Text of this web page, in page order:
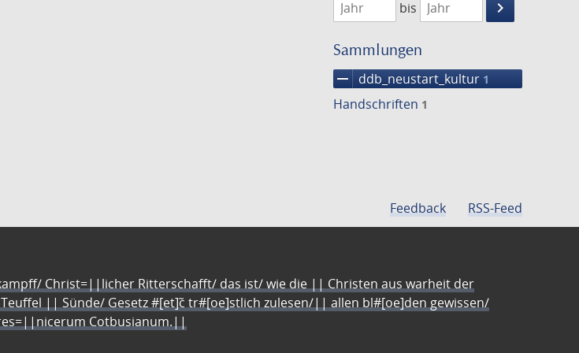
bis
keyboard_arrow_right
Suche
Sammlungen
remove ddb_neustart_kultur 1
Handschriften 1
Feedback RSS-Feed
Christ=||licher Ritterschafft/ das ist/ wie die || Christen aus warheit der
|| Sünde/ Gesetz #[et]c̃ tr#[oe]stlich zulesen/|| allen bl#[oe]den gewissen/
Cotbusianum.||